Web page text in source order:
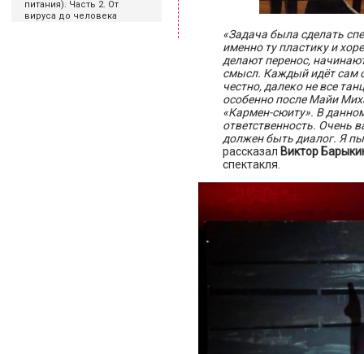
питания). Часть 2. От
вируса до человека
«Задача была сделать
именно ту пластику и
делают перенос,
смысл. Каждый идёт сам
честно, далеко не все
особенно после Майи
«Кармен-сюиту». В
ответственность. Очень
должен быть диалог. Я
рассказал Виктор
спектакля.